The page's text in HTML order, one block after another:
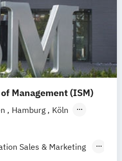
Management (ISM)
Hamburg
Köln
Sales & Marketing